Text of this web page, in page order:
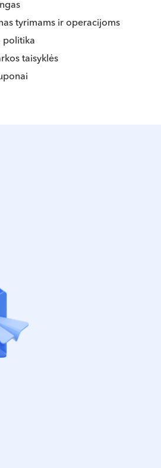
tyrimams ir operacijoms
politika
taisyklės